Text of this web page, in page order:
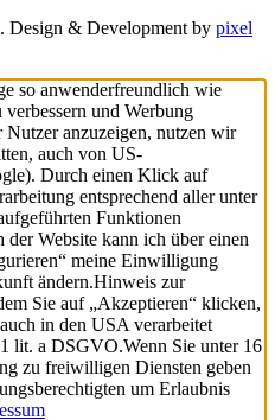
& Development by pixel
so anwenderfreundlich wie
und Werbung
Nutzer anzuzeigen, nutzen wir
auch von US-
Durch einen Klick auf
entsprechend aller unter
Funktionen
der Website kann ich über einen
meine Einwilligung
ändern.Hinweis zur
Sie auf „Akzeptieren“ klicken,
in den USA verarbeitet
lit. a DSGVO.Wenn Sie unter 16
zu freiwilligen Diensten geben
um Erlaubnis